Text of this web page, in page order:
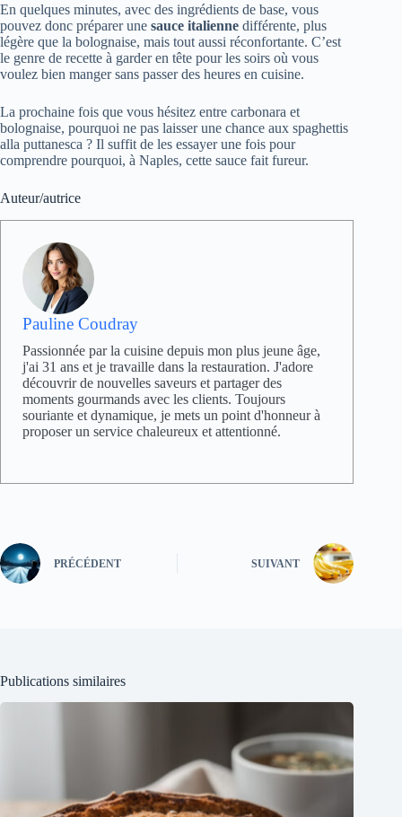
En quelques minutes, avec des ingrédients de base, vous
pouvez donc préparer une sauce italienne différente, plus
légère que la bolognaise, mais tout aussi réconfortante. C’est
le genre de recette à garder en tête pour les soirs où vous
voulez bien manger sans passer des heures en cuisine.
La prochaine fois que vous hésitez entre carbonara et
bolognaise, pourquoi ne pas laisser une chance aux spaghettis
alla puttanesca ? Il suffit de les essayer une fois pour
comprendre pourquoi, à Naples, cette sauce fait fureur.
Auteur/autrice
Pauline Coudray
Passionnée par la cuisine depuis mon plus jeune âge,
j'ai 31 ans et je travaille dans la restauration. J'adore
découvrir de nouvelles saveurs et partager des
moments gourmands avec les clients. Toujours
souriante et dynamique, je mets un point d'honneur à
proposer un service chaleureux et attentionné.
PRÉCÉDENT SUIVANT
Publications similaires